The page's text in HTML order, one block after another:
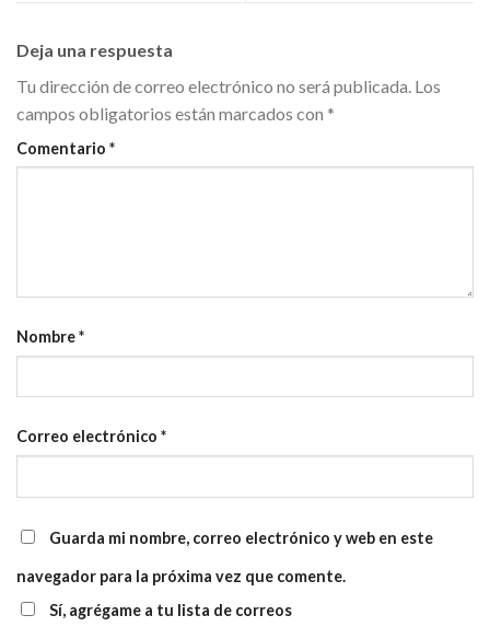
Deja una respuesta
Tu dirección de correo electrónico no será publicada. Los
campos obligatorios están marcados con *
Comentario *
Nombre*
Correo electrónico *
Guarda mi nombre, correo electrónico y web en este
navegador para la próxima vez que comente.
Sí, agrégame a tu lista de correos